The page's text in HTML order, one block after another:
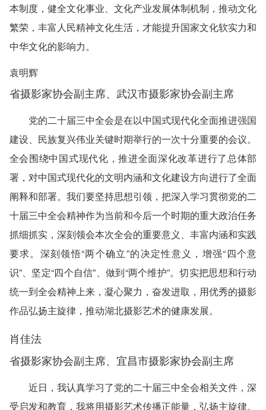
本制度，健全文化事业、文化产业发展体制机制，推动文化
繁荣，丰富人民精神文化生活，才能提升国家文化软实力和
中华文化的影响力。
袁明辉
省摄影家协会副主席、武汉市摄影家协会副主席
党的二十届三中全会是在以中国式现代化全面推进强国
建设、民族复兴伟业关键时期举行的一次十分重要的会议。
全会围绕中国式现代化，推进全面深化改革进行了总体部
署，对中国式现代化的文明内涵和文化建设方向进行了全面
阐释和部署。我们要坚持思想引领，把深入学习贯彻党的二
十届三中全会精神作为当前和今后一个时期的重大政治任务
抓细抓实，深刻领会本次全会的重要意义、丰富内涵和实践
要求。深刻领悟“两个确立”的决定性意义，增强“四个意
识”、坚定“四个自信”、做到“两个维护”。切实把思想和行动
统一到全会精神上来，凝心聚力，奋发进取，用优秀的摄影
作品弘扬主旋律，推动湖北摄影艺术的健康发展。
肖佳法
省摄影家协会副主席、宜昌市摄影家协会副主席
近日，我认真学习了党的二十届三中全会相关文件，深
受启发和教育，我将用摄影艺术传播正能量，弘扬主旋律。